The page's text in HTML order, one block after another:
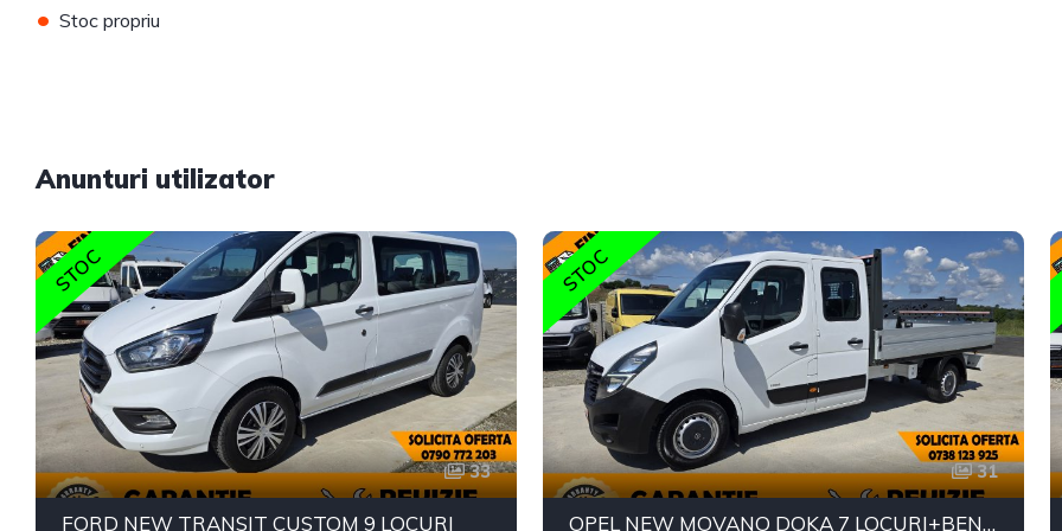
• Stoc propriu
Anunturi utilizator
STOC
33
FORD NEW TRANSIT CUSTOM 9 LOCURI
STOC
31
OPEL NEW MOVANO DOKA 7 LOCURI+BENA L=3.20m